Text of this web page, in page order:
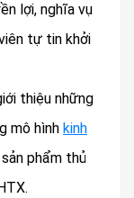
lợi, nghĩa vụ
tự tin khởi
thiệu những
mô hình kinh
phẩm thủ